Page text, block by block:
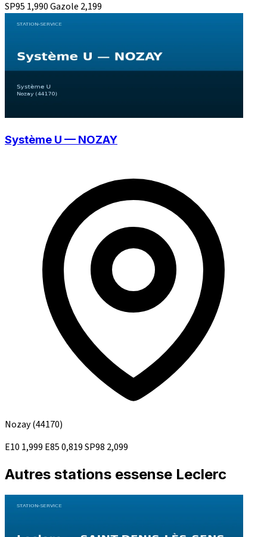
SP95 1,990Gazole 2,199
Système U — NOZAY
Nozay(44170)
E10 1,999 E850,819SP98 2,099
Autres stations essense Leclerc